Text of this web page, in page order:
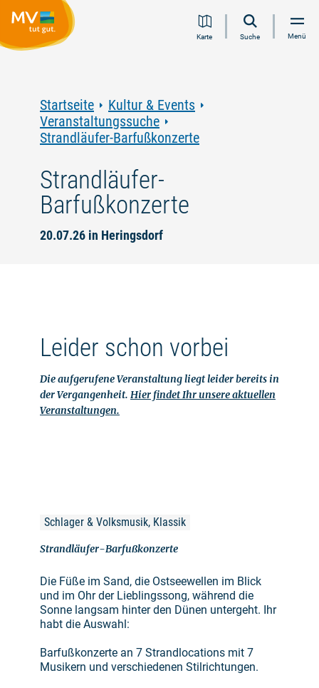
Inhalt
Navigation
Volltextsuche
FooterKarte Suche Menü
Startseite
Kultur & Events
Veranstaltungssuche
Strandläufer-Barfußkonzerte
Strandläufer-
Barfußkonzerte
20.07.26 in Heringsdorf
Leider schon vorbei
Die aufgerufene Veranstaltung liegt leider bereits in
der Vergangenheit. Hier findet Ihr unsere aktuellen
Veranstaltungen.
Schlager & Volksmusik, Klassik
Strandläufer-Barfußkonzerte
Die Füße im Sand, die Ostseewellen im Blick
und im Ohr der Lieblingssong, während die
Sonne langsam hinter den Dünen untergeht. Ihr
habt die Auswahl:
Barfußkonzerte an 7 Strandlocations mit 7
Musikern und verschiedenen Stilrichtungen.